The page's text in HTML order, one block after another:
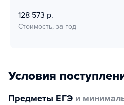
128 573 р.
Стоимость, за год
Условия
Предметы ЕГЭ и